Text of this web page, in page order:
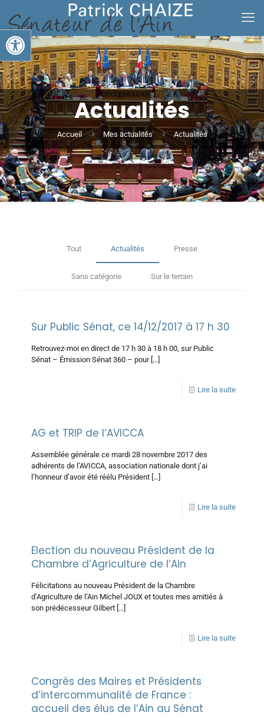
Ouvrir la barre d’outils
Actualités
Accueil Mes actualités Actualités
Tout Actualités Presse
Sans catégorie Sur le terrain
Sur Public Sénat, ce 14/12/2017 à 17 h 30
Retrouvez-moi en direct de 17 h 30 à 18 h 00, sur Public
Sénat – Émission Sénat 360 – pour[…]
Lire la suite
AG et TRIP de l’AVICCA
Assemblée générale ce mardi 28 novembre 2017 des
adhérents de l’AVICCA, association nationale dont j’ai
l’honneur d’avoir été réélu Président […]
Lire la suite
Election du nouveau Président de la
Chambre d’Agriculture de l’Ain
Félicitations au nouveau Président de la Chambre
d’Agriculture de l’Ain Michel JOUX et toutes mes amitiés à
son prédécesseur Gilbert […]
Lire la suite
Congrès des Maires et Présidents
d’intercommunalité de France :
accueil des élus de l’Ain au Sénat